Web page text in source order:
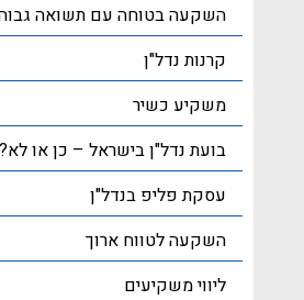
השקעה בטוחה עם תשואה
קרנות נדל"ן
משקיע כשיר
בועת נדל"ן בישראל – כן או לא?
עסקת פליפ בנדל"ן
השקעה לטווח ארוך
ליווי משקיעים